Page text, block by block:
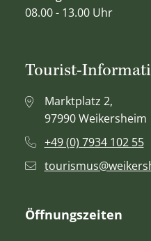
08.00 - 13.00 Uhr
Tourist-
Marktplatz 2,
97990 Weikersheim
+49 (0) 7934 102 55
Öffnungszeiten